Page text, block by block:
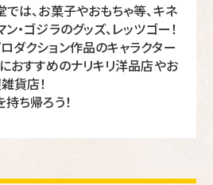
は、お菓子やおもちゃ等、キネ
・ゴジラのグッズ、レッツゴー！
ダクション作品のキャラクター
おすすめのナリキリ洋品店やお
貨店！
ち帰ろう！